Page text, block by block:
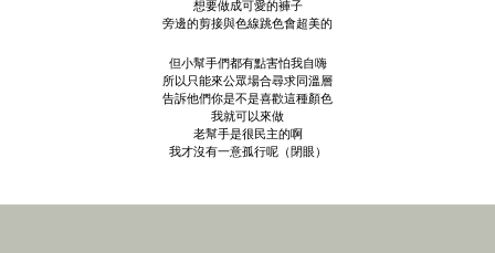
想要做成可愛的褲子
旁邊的剪接與色線跳色會超美的
但小幫手們都有點害怕我自嗨
所以只能來公眾場合尋求同溫層
告訴他們你是不是喜歡這種顏色
我就可以來做
老幫手是很民主的啊
我才沒有一意孤行呢（閉眼）